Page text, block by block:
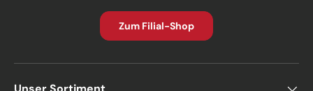
Zum Filial-Shop